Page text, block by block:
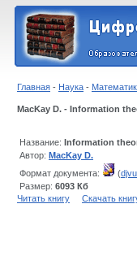
Главная - Наука -
MacKay D. - Information
Название: Information
Автор: MacKay D.
Формат документа:
(djvu
Размер: 6093 Кб
Читать книгу
Скачать